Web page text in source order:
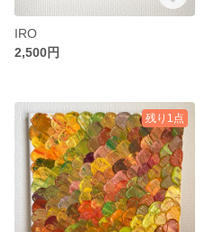
IRO
2,500円
残り1点